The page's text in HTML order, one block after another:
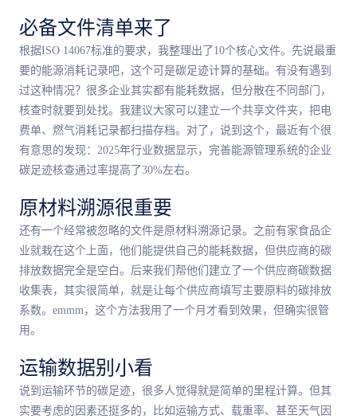
必备文件清单来了
根据ISO 14067标准的要求，我整理出了10个核心文件。先说最重
要的能源消耗记录吧，这个可是碳足迹计算的基础。有没有遇到
过这种情况？很多企业其实都有能耗数据，但分散在不同部门，
核查时就要到处找。我建议大家可以建立一个共享文件夹，把电
费单、燃气消耗记录都扫描存档。对了，说到这个，最近有个很
有意思的发现：2025年行业数据显示，完善能源管理系统的企业
碳足迹核查通过率提高了30%左右。
原材料溯源很重要
还有一个经常被忽略的文件是原材料溯源记录。之前有家食品企
业就栽在这个上面，他们能提供自己的能耗数据，但供应商的碳
排放数据完全是空白。后来我们帮他们建立了一个供应商碳数据
收集表，其实很简单，就是让每个供应商填写主要原料的碳排放
系数。emmm，这个方法我用了一个月才看到效果，但确实很管
用。
运输数据别小看
说到运输环节的碳足迹，很多人觉得就是简单的里程计算。但其
实要考虑的因素还挺多的，比如运输方式、载重率、甚至天气因